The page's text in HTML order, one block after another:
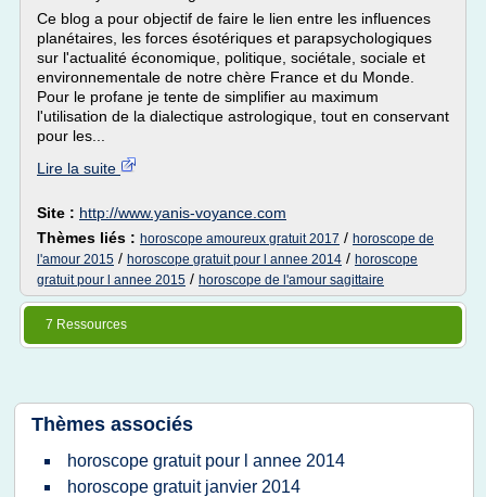
Ce blog a pour objectif de faire le lien entre les influences
planétaires, les forces ésotériques et parapsychologiques
sur l'actualité économique, politique, sociétale, sociale et
environnementale de notre chère France et du Monde.
Pour le profane je tente de simplifier au maximum
l'utilisation de la dialectique astrologique, tout en conservant
pour les...
Lire la suite
Site : http://www.yanis-voyance.com
Thèmes liés : horoscope amoureux gratuit 2017 / horoscope de
l'amour 2015 / horoscope gratuit pour l annee 2014 / horoscope
gratuit pour l annee 2015 / horoscope de l'amour sagittaire
7 Ressources
Thèmes associés
horoscope gratuit pour l annee 2014
horoscope gratuit janvier 2014